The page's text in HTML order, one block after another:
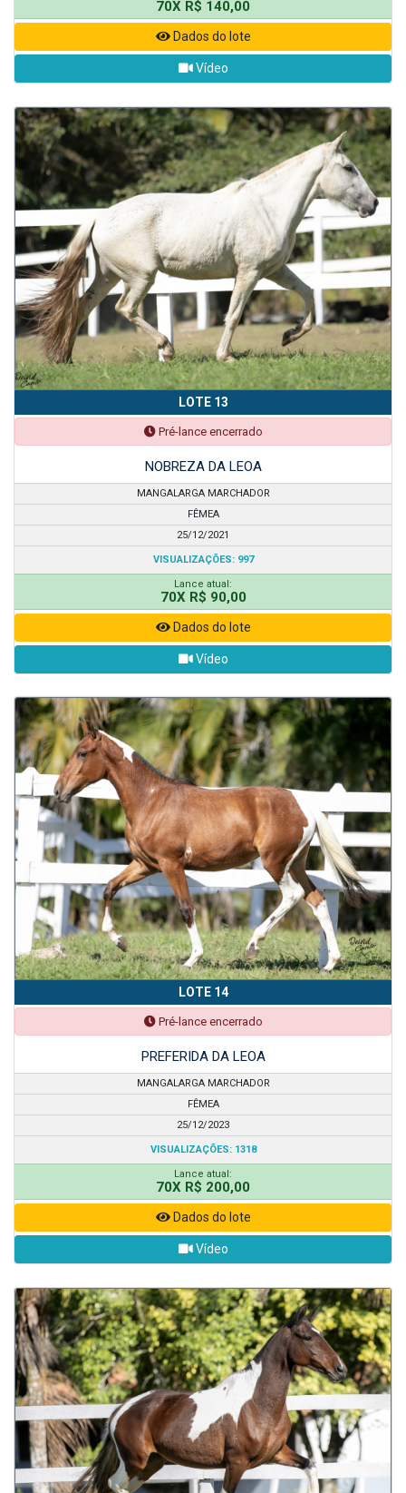
70X R$ 140,00
Dados do lote
Vídeo
LOTE 13
Pré-lance encerrado
NOBREZA DA LEOA
MANGALARGA MARCHADOR
FÊMEA
25/12/2021
VISUALIZAÇÕES: 997
Lance atual:
70X R$ 90,00
Dados do lote
Vídeo
LOTE 14
Pré-lance encerrado
PREFERIDA DA LEOA
MANGALARGA MARCHADOR
FÊMEA
25/12/2023
VISUALIZAÇÕES: 1318
Lance atual:
70X R$ 200,00
Dados do lote
Vídeo